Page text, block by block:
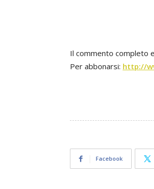
Il commento completo
Per abbonarsi: http://
Facebook